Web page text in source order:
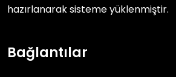
hazırlanarak sisteme yüklenmiştir.
Bağlantılar